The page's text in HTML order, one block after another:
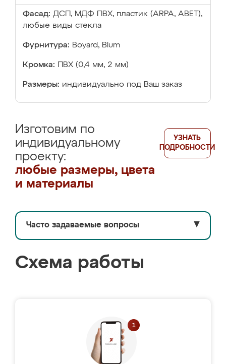
Фасад: ДСП, МДФ ПВХ, пластик (ARPA, ABET),
любые виды стекла
Фурнитура: Boyard, Blum
Кромка: ПВХ (0,4 мм, 2 мм)
Размеры: индивидуально под Ваш заказ
Изготовим по
индивидуальному
проекту:
любые размеры, цвета
и материалы
УЗНАТЬ
ПОДРОБНОСТИ
Часто задаваемые вопросы ▼
Схема работы